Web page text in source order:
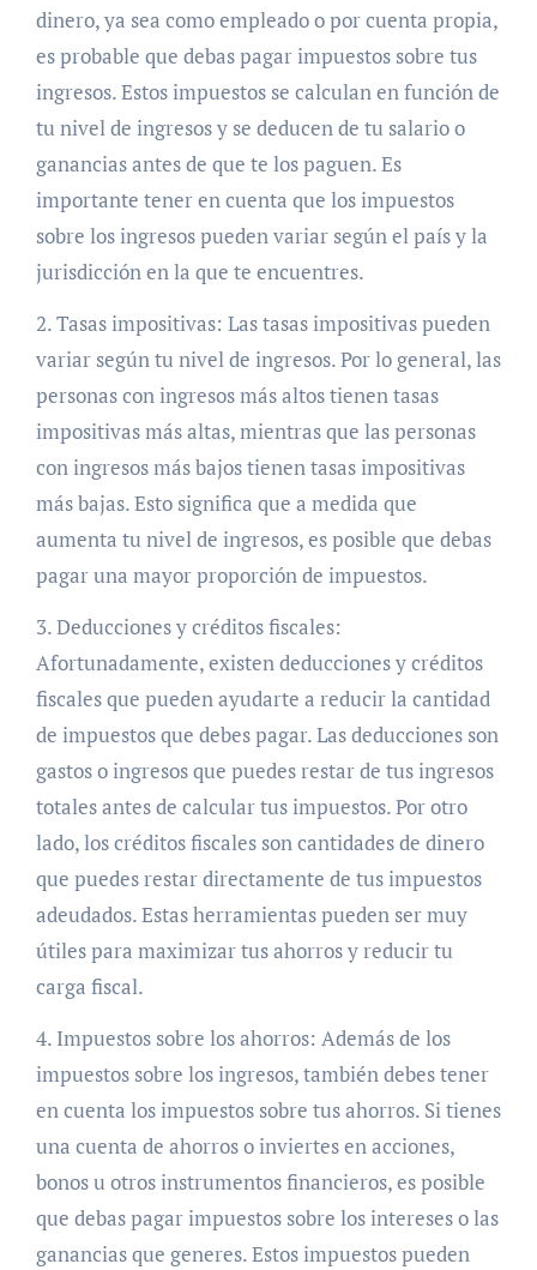
dinero, ya sea como empleado o por cuenta propia,
es probable que debas pagar impuestos sobre tus
ingresos. Estos impuestos se calculan en función de
tu nivel de ingresos y se deducen de tu salario o
ganancias antes de que te los paguen. Es
importante tener en cuenta que los impuestos
sobre los ingresos pueden variar según el país y la
jurisdicción en la que te encuentres.
2. Tasas impositivas: Las tasas impositivas pueden
variar según tu nivel de ingresos. Por lo general, las
personas con ingresos más altos tienen tasas
impositivas más altas, mientras que las personas
con ingresos más bajos tienen tasas impositivas
más bajas. Esto significa que a medida que
aumenta tu nivel de ingresos, es posible que debas
pagar una mayor proporción de impuestos.
3. Deducciones y créditos fiscales:
Afortunadamente, existen deducciones y créditos
fiscales que pueden ayudarte a reducir la cantidad
de impuestos que debes pagar. Las deducciones son
gastos o ingresos que puedes restar de tus ingresos
totales antes de calcular tus impuestos. Por otro
lado, los créditos fiscales son cantidades de dinero
que puedes restar directamente de tus impuestos
adeudados. Estas herramientas pueden ser muy
útiles para maximizar tus ahorros y reducir tu
carga fiscal.
4. Impuestos sobre los ahorros: Además de los
impuestos sobre los ingresos, también debes tener
en cuenta los impuestos sobre tus ahorros. Si tienes
una cuenta de ahorros o inviertes en acciones,
bonos u otros instrumentos financieros, es posible
que debas pagar impuestos sobre los intereses o las
ganancias que generes. Estos impuestos pueden